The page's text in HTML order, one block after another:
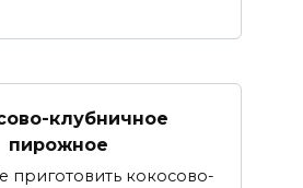
клубничное
пирожное
приготовить кокосово-